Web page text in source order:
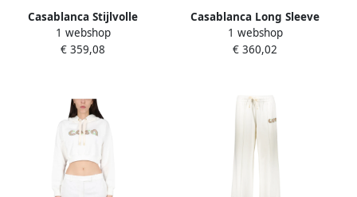
Casablanca Stijlvolle
Breigoed Collectie White
Dames
1 webshop
€ 359,08
Casablanca Long Sleeve
Tops White Dames
1 webshop
€ 360,02